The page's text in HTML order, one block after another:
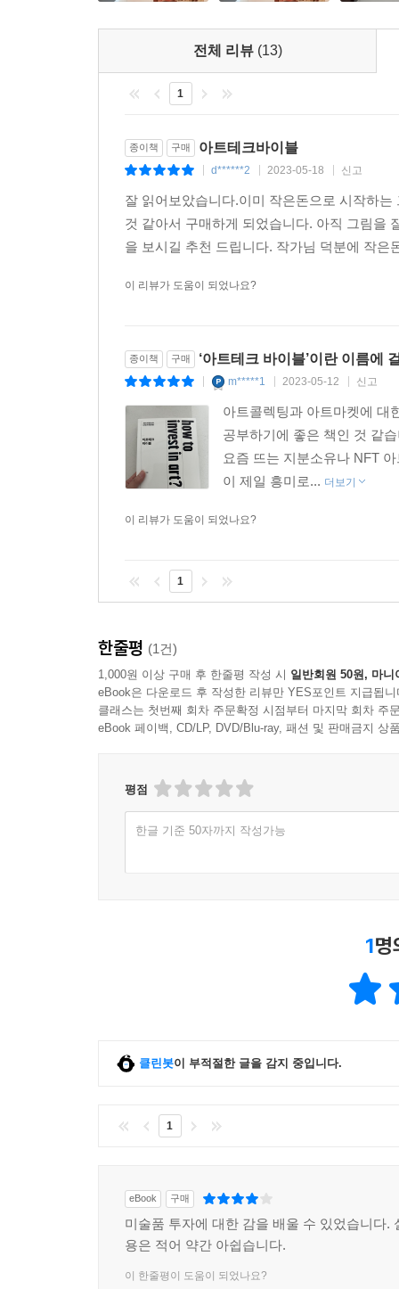
전체 리뷰 (13)
1
종이책 구매 아트테크바이블
d******2 2023-05-18 신고
잘 읽어보았습니다.이미 작은돈으로 시작하
것 같아서 구매하게 되었습니다. 아직 그림을
을 보시길 추천 드립니다. 작가님 덕분에 작
이 리뷰가 도움이 되었나요?
종이책 구매 ‘아트테크 바이블’이란 이름에
m*****1 2023-05-12 신고
아트콜렉팅과 아트마켓에 대
공부하기에 좋은 책인 것 같
요즘 뜨는 지분소유나 NFT
이 제일 흥미로... 더보기
이 리뷰가 도움이 되었나요?
1
한줄평 (1건)
1,000원 이상 구매 후 한줄평 작성 시 일반회원 50원, 마니
eBook은 다운로드 후 작성한 리뷰만 YES포인트 지급됩니
클래스는 첫번째 회차 주문확정 시점부터 마지막 회차 주
eBook 페이백, CD/LP, DVD/Blu-ray, 패션 및 판매금지 상
평점
한글 기준 50자까지 작성가능
1명
클린봇이 부적절한 글을 감지 중입니다.
1
eBook 구매
미술품 투자에 대한 감을 배울 수 있었습니다.
용은 적어 약간 아쉽습니다.
이 한줄평이 도움이 되었나요?